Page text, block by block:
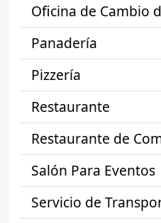
Oficina de Cambio
Panadería
Pizzería
Restaurante
Restaurante de
Salón Para Eventos
Servicio de